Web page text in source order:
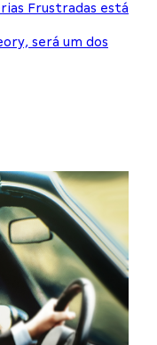
Frustradas está
será um dos